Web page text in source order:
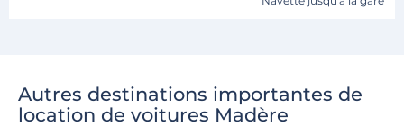
Autres destinations importantes de
location de voitures Madère